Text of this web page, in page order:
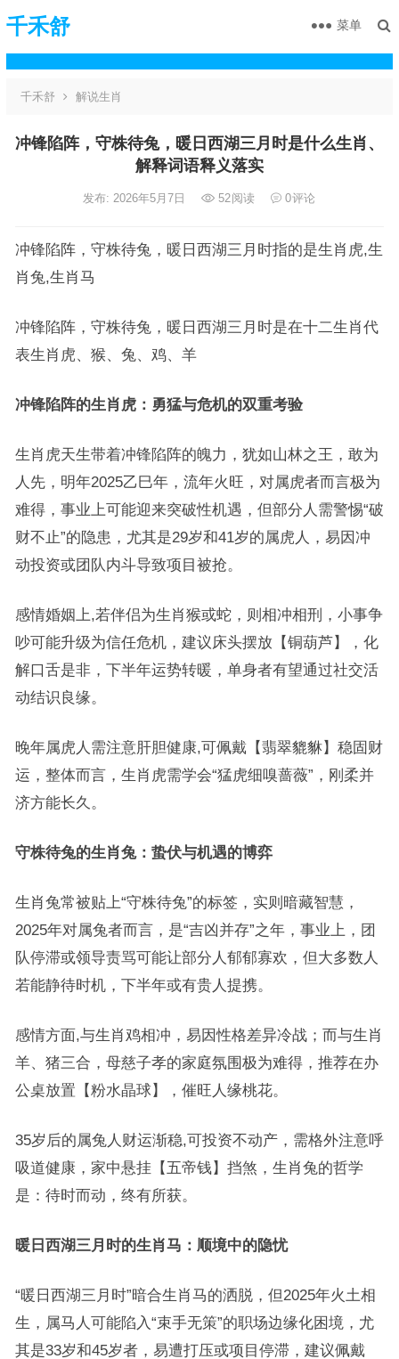
千禾舒 菜单
千禾舒 解说生肖
冲锋陷阵，守株待兔，暖日西湖三月时是什么生肖、
解释词语释义落实
发布: 2026年5月7日 52阅读 0评论
冲锋陷阵，守株待兔，暖日西湖三月时指的是生肖虎,生
肖兔,生肖马
冲锋陷阵，守株待兔，暖日西湖三月时是在十二生肖代
表生肖虎、猴、兔、鸡、羊
冲锋陷阵的生肖虎：勇猛与危机的双重考验
生肖虎天生带着冲锋陷阵的魄力，犹如山林之王，敢为
人先，明年2025乙巳年，流年火旺，对属虎者而言极为
难得，事业上可能迎来突破性机遇，但部分人需警惕“破
财不止”的隐患，尤其是29岁和41岁的属虎人，易因冲
动投资或团队内斗导致项目被抢。
感情婚姻上,若伴侣为生肖猴或蛇，则相冲相刑，小事争
吵可能升级为信任危机，建议床头摆放【铜葫芦】，化
解口舌是非，下半年运势转暖，单身者有望通过社交活
动结识良缘。
晚年属虎人需注意肝胆健康,可佩戴【翡翠貔貅】稳固财
运，整体而言，生肖虎需学会“猛虎细嗅蔷薇”，刚柔并
济方能长久。
守株待兔的生肖兔：蛰伏与机遇的博弈
生肖兔常被贴上“守株待兔”的标签，实则暗藏智慧，
2025年对属兔者而言，是“吉凶并存”之年，事业上，团
队停滞或领导责骂可能让部分人郁郁寡欢，但大多数人
若能静待时机，下半年或有贵人提携。
感情方面,与生肖鸡相冲，易因性格差异冷战；而与生肖
羊、猪三合，母慈子孝的家庭氛围极为难得，推荐在办
公桌放置【粉水晶球】，催旺人缘桃花。
35岁后的属兔人财运渐稳,可投资不动产，需格外注意呼
吸道健康，家中悬挂【五帝钱】挡煞，生肖兔的哲学
是：待时而动，终有所获。
暖日西湖三月时的生肖马：顺境中的隐忧
“暖日西湖三月时”暗合生肖马的洒脱，但2025年火土相
生，属马人可能陷入“束手无策”的职场边缘化困境，尤
其是33岁和45岁者，易遭打压或项目停滞，建议佩戴